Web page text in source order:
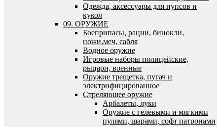
Одежда, аксессуары для пупсов и
кукол
09. ОРУЖИЕ
Боеприпасы, рации, бинокли,
ножи,меч, сабля
Водное оружие
Игровые наборы полицейские,
рыцари, военные
Оружие трещетка, пугач и
электрифицированное
Стреляющее оружие
Арбалеты, луки
Оружие с гелевыми и мягкими
пулями, шарами, софт патронами